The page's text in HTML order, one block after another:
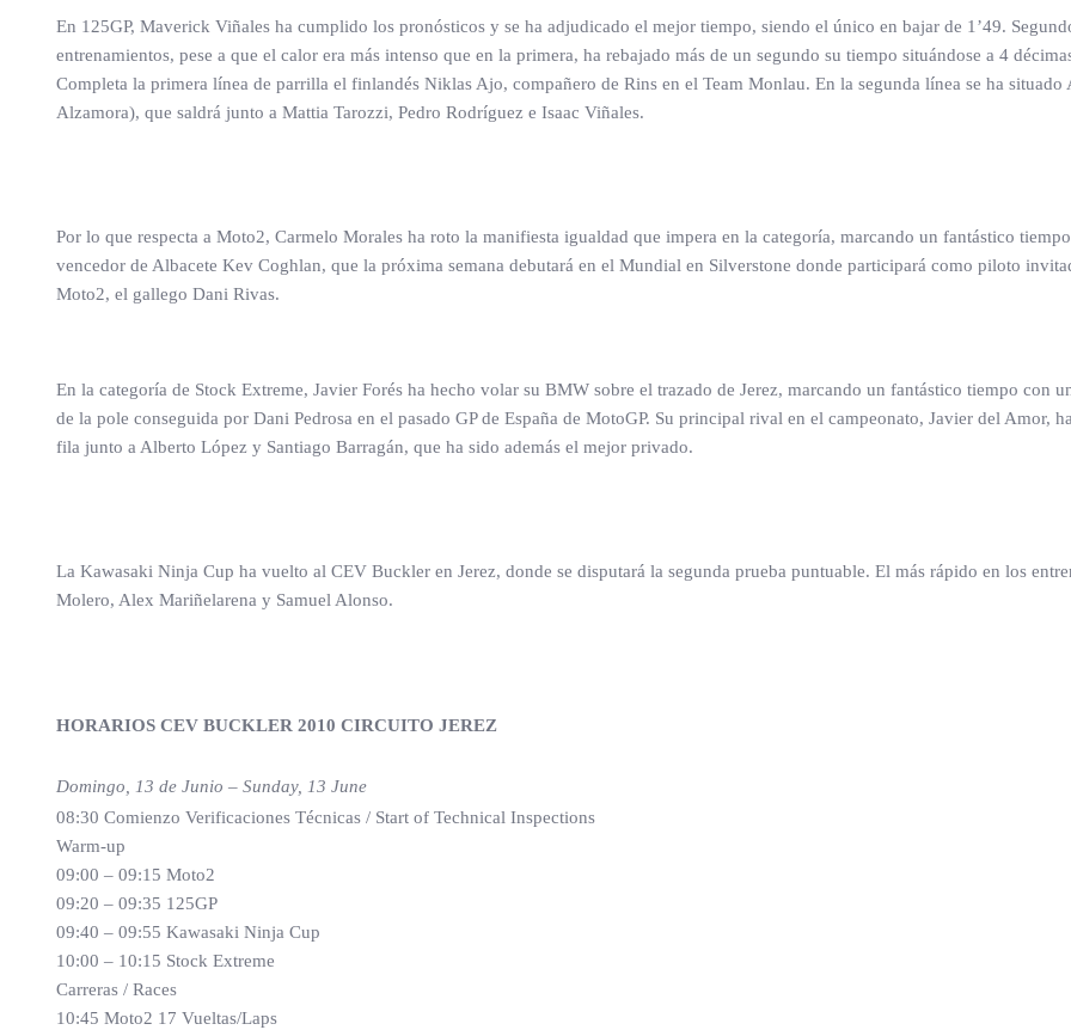
En 125GP, Maverick Viñales ha cumplido los pronósticos y se ha adjudicado el mejor tiempo, siendo el único en bajar de 1’49.
entrenamientos, pese a que el calor era más intenso que en la primera, ha rebajado más de un segundo su tiempo situándose a 4
Completa la primera línea de parrilla el finlandés Niklas Ajo, compañero de Rins en el Team Monlau. En la segunda línea se ha
Alzamora), que saldrá junto a Mattia Tarozzi, Pedro Rodríguez e Isaac Viñales.
Por lo que respecta a Moto2, Carmelo Morales ha roto la manifiesta igualdad que impera en la categoría, marcando un fantástico
vencedor de Albacete Kev Coghlan, que la próxima semana debutará en el Mundial en Silverstone donde participará como piloto
Moto2, el gallego Dani Rivas.
En la categoría de Stock Extreme, Javier Forés ha hecho volar su BMW sobre el trazado de Jerez, marcando un fantástico tiempo con
de la pole conseguida por Dani Pedrosa en el pasado GP de España de MotoGP. Su principal rival en el campeonato, Javier del Amor,
fila junto a Alberto López y Santiago Barragán, que ha sido además el mejor privado.
La Kawasaki Ninja Cup ha vuelto al CEV Buckler en Jerez, donde se disputará la segunda prueba puntuable. El más rápido en los
Molero, Alex Mariñelarena y Samuel Alonso.
HORARIOS CEV BUCKLER 2010 CIRCUITO JEREZ
Domingo, 13 de Junio – Sunday, 13 June
08:30 Comienzo Verificaciones Técnicas / Start of Technical Inspections
Warm-up
09:00 – 09:15 Moto2
09:20 – 09:35 125GP
09:40 – 09:55 Kawasaki Ninja Cup
10:00 – 10:15 Stock Extreme
Carreras / Races
10:45 Moto2 17 Vueltas/Laps